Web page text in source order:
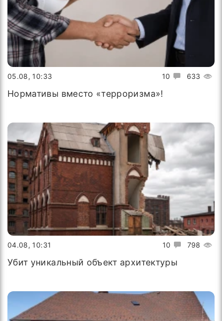
10 633
05.08, 10:33
Нормативы вместо «терроризма»!
10 798
04.08, 10:31
Убит уникальный объект архитектуры